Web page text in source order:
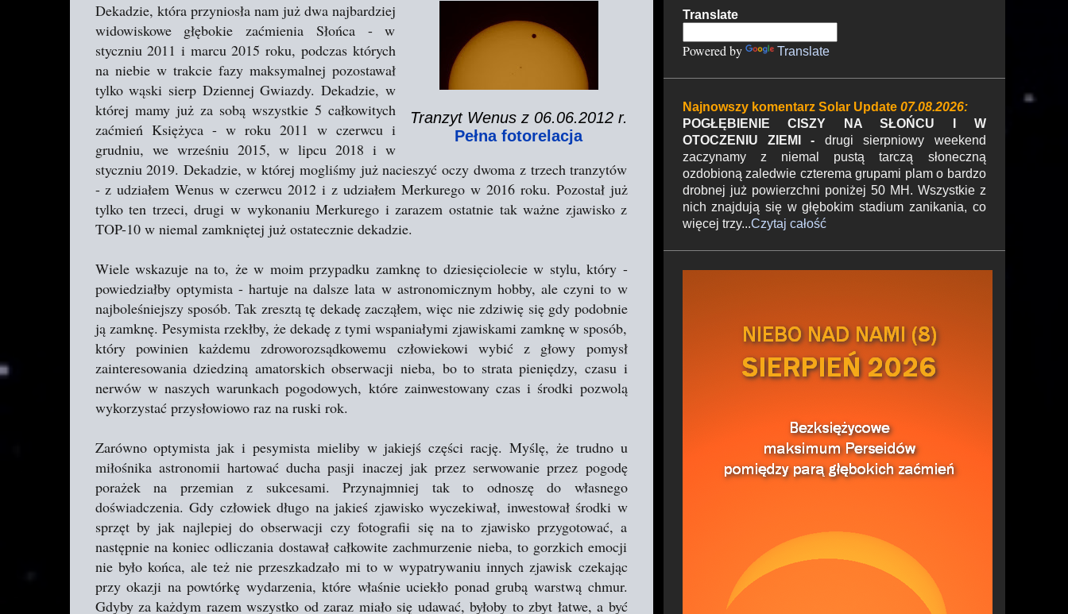
Tranzyt Wenus z 06.06.2012 r.
Pełna fotorelacja
Dekadzie, która przyniosła nam już dwa najbardziej
widowiskowe głębokie zaćmienia Słońca - w
styczniu 2011 i marcu 2015 roku, podczas których
na niebie w trakcie fazy maksymalnej pozostawał
tylko wąski sierp Dziennej Gwiazdy. Dekadzie, w
której mamy już za sobą wszystkie 5 całkowitych
zaćmień Księżyca - w roku 2011 w czerwcu i
grudniu, we wrześniu 2015, w lipcu 2018 i w
styczniu 2019. Dekadzie, w której mogliśmy już nacieszyć oczy dwoma z trzech tranzytów
- z udziałem Wenus w czerwcu 2012 i z udziałem Merkurego w 2016 roku. Pozostał już
tylko ten trzeci, drugi w wykonaniu Merkurego i zarazem ostatnie tak ważne zjawisko z
TOP-10 w niemal zamkniętej już ostatecznie dekadzie.
Wiele wskazuje na to, że w moim przypadku zamknę to dziesięciolecie w stylu, który -
powiedziałby optymista - hartuje na dalsze lata w astronomicznym hobby, ale czyni to w
najboleśniejszy sposób. Tak zresztą tę dekadę zacząłem, więc nie zdziwię się gdy podobnie
ją zamknę. Pesymista rzekłby, że dekadę z tymi wspaniałymi zjawiskami zamknę w sposób,
który powinien każdemu zdroworozsądkowemu człowiekowi wybić z głowy pomysł
zainteresowania dziedziną amatorskich obserwacji nieba, bo to strata pieniędzy, czasu i
nerwów w naszych warunkach pogodowych, które zainwestowany czas i środki pozwolą
wykorzystać przysłowiowo raz na ruski rok.
Zarówno optymista jak i pesymista mieliby w jakiejś części rację. Myślę, że trudno u
miłośnika astronomii hartować ducha pasji inaczej jak przez serwowanie przez pogodę
porażek na przemian z sukcesami. Przynajmniej tak to odnoszę do własnego
doświadczenia. Gdy człowiek długo na jakieś zjawisko wyczekiwał, inwestował środki w
sprzęt by jak najlepiej do obserwacji czy fotografii się na to zjawisko przygotować, a
następnie na koniec odliczania dostawał całkowite zachmurzenie nieba, to gorzkich emocji
nie było końca, ale też nie przeszkadzało mi to w wypatrywaniu innych zjawisk czekając
przy okazji na powtórkę wydarzenia, które właśnie uciekło ponad grubą warstwą chmur.
Gdyby za każdym razem wszystko od zaraz miało się udawać, byłoby to zbyt łatwe, a być
Translate
Powered by Translate
Najnowszy komentarz Solar Update07.08.2026:
POGŁĘBIENIE CISZY NA SŁOŃCU I W
OTOCZENIU ZIEMI - drugi sierpniowy weekend
zaczynamy z niemal pustą tarczą słoneczną
ozdobioną zaledwie czterema grupami plam o bardzo
drobnej już powierzchni poniżej 50 MH. Wszystkie z
nich znajdują się w głębokim stadium zanikania, co
więcej trzy...Czytaj całość